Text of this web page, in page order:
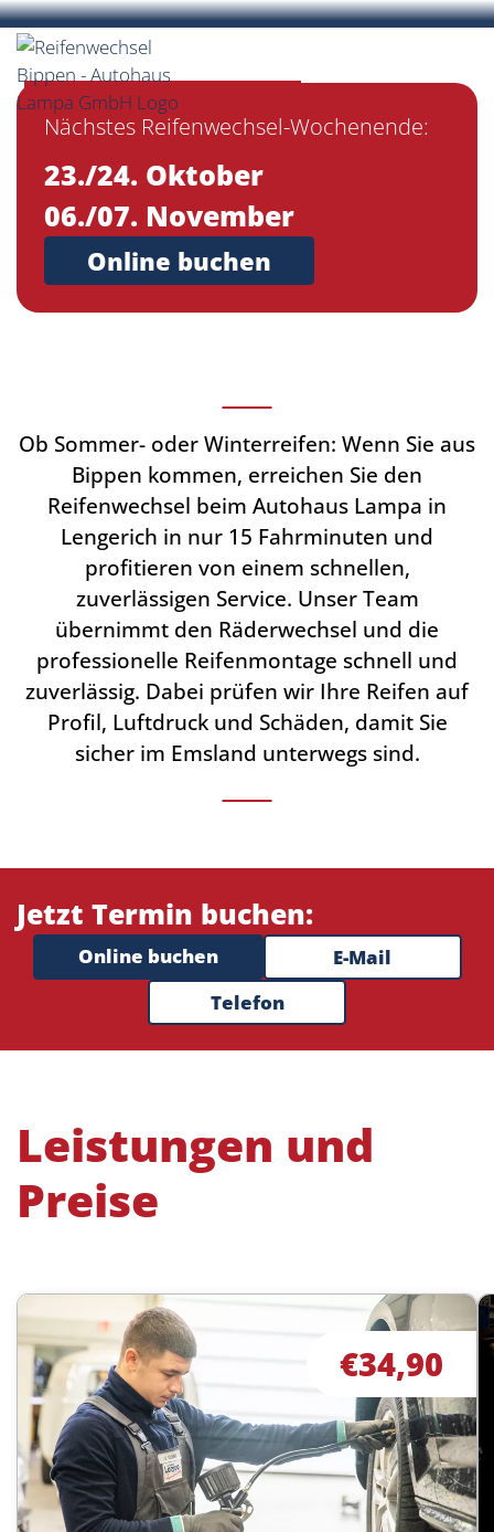
Reifenwechsel beim
Autohaus Lampa
Bippen
Nächstes Reifenwechsel-Wochenende:
23./24. Oktober
06./07. November
Online buchen
Ob Sommer- oder Winterreifen: Wenn Sie aus
Bippen kommen, erreichen Sie den
Reifenwechsel beim Autohaus Lampa in
Lengerich in nur 15 Fahrminuten und
profitieren von einem schnellen,
zuverlässigen Service. Unser Team
übernimmt den Räderwechsel und die
professionelle Reifenmontage schnell und
zuverlässig. Dabei prüfen wir Ihre Reifen auf
Profil, Luftdruck und Schäden, damit Sie
sicher im Emsland unterwegs sind.
Jetzt Termin buchen:
Online buchen
E-Mail
Telefon
Leistungen und
Preise
€34,90